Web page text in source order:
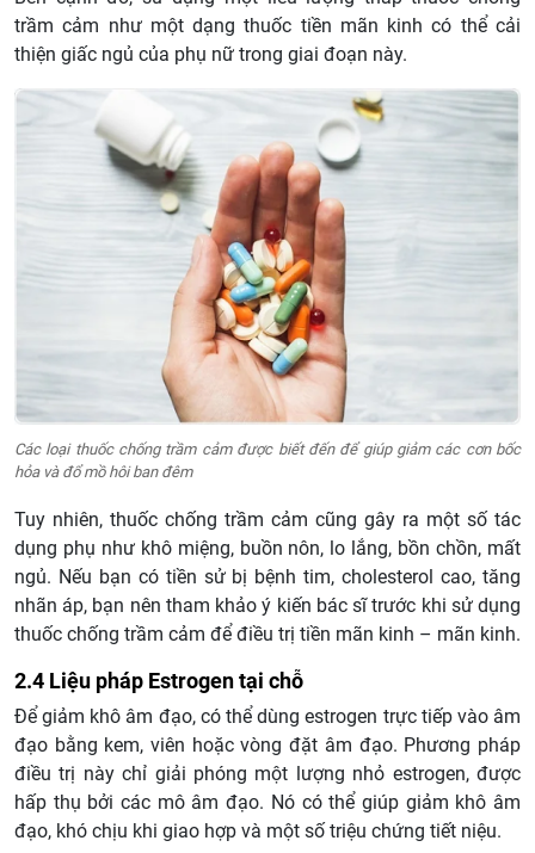
trầm cảm như một dạng thuốc tiền mãn kinh có thể cải
thiện giấc ngủ của phụ nữ trong giai đoạn này.
Các loại thuốc chống trầm cảm được biết đến để giúp giảm các cơn bốc
hỏa và đổ mồ hôi ban đêm
Tuy nhiên, thuốc chống trầm cảm cũng gây ra một số tác
dụng phụ như khô miệng, buồn nôn, lo lắng, bồn chồn, mất
ngủ. Nếu bạn có tiền sử bị bệnh tim, cholesterol cao, tăng
nhãn áp, bạn nên tham khảo ý kiến bác sĩ trước khi sử dụng
thuốc chống trầm cảm để điều trị tiền mãn kinh – mãn kinh.
2.4 Liệu pháp Estrogen tại chỗ
Để giảm khô âm đạo, có thể dùng estrogen trực tiếp vào âm
đạo bằng kem, viên hoặc vòng đặt âm đạo. Phương pháp
điều trị này chỉ giải phóng một lượng nhỏ estrogen, được
hấp thụ bởi các mô âm đạo. Nó có thể giúp giảm khô âm
đạo, khó chịu khi giao hợp và một số triệu chứng tiết niệu.